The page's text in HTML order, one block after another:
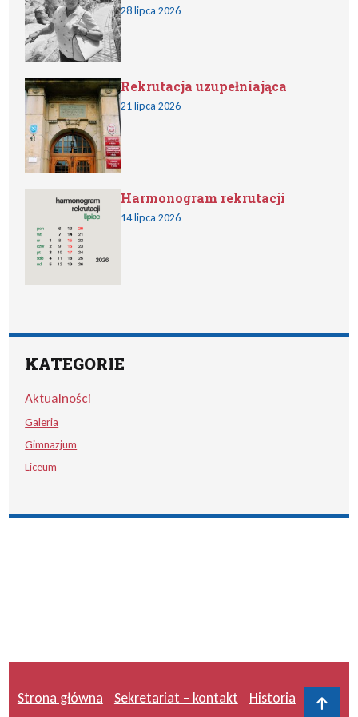
28 lipca 2026
Rekrutacja uzupełniająca
21 lipca 2026
Harmonogram rekrutacji
14 lipca 2026
KATEGORIE
Aktualności
Galeria
Gimnazjum
Liceum
Strona główna Sekretariat – kontakt Historia Do